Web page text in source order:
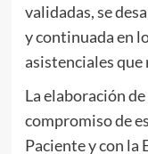
validadas, se
y continuada en
asistenciales que
La elaboración
compromiso de
Paciente y con la